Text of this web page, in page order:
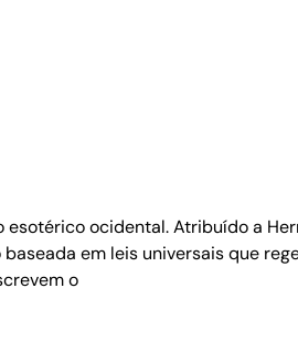
ocidental. Atribuído a
em leis universais que
o